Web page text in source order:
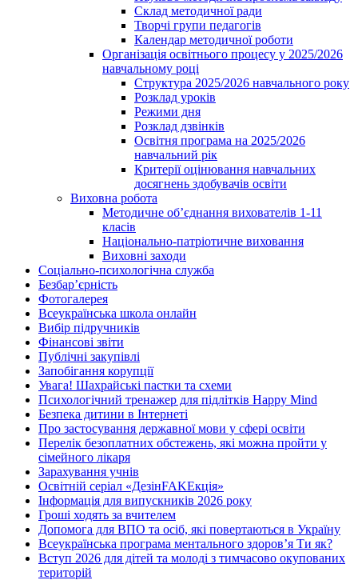
Склад методичної ради
Творчі групи педагогів
Календар методичної роботи
Організація освітнього процесу у 2025/2026
навчальному році
Структура 2025/2026 навчального року
Розклад уроків
Режими дня
Розклад дзвінків
Освітня програма на 2025/2026
навчальний рік
Критерії оцінювання навчальних
досягнень здобувачів освіти
Виховна робота
Методичне об’єднання вихователів 1-11
класів
Національно-патріотичне виховання
Виховні заходи
Соціально-психологічна служба
Безбар’єрність
Фотогалерея
Всеукраїнська школа онлайн
Вибір підручників
Фінансові звіти
Публічні закупівлі
Запобігання корупції
Увага! Шахрайські пастки та схеми
Психологічний тренажер для підлітків Happy Mind
Безпека дитини в Інтернеті
Про застосування державної мови у сфері освіти
Перелік безоплатних обстежень, які можна пройти у
сімейного лікаря
Зарахування учнів
Освітній серіал «ДезінFAKEкція»
Інформація для випускників 2026 року
Гроші ходять за вчителем
Допомога для ВПО та осіб, які повертаються в Україну
Всеукраїнська програма ментального здоров’я Ти як?
Вступ 2026 для дітей та молоді з тимчасово окупованих
територій